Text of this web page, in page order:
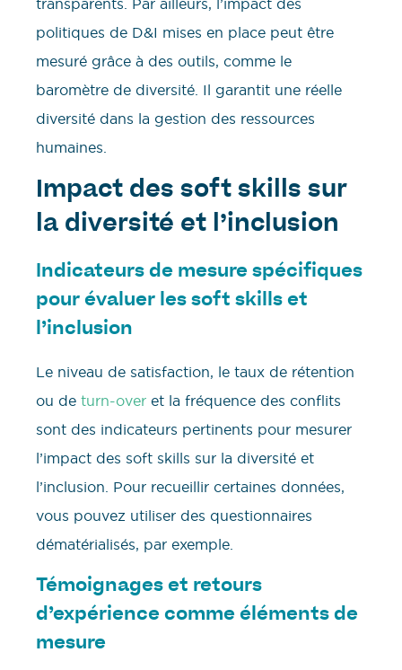
politiques de D&I mises en place peut être
mesuré grâce à des outils, comme le
baromètre de diversité. Il garantit une réelle
diversité dans la gestion des ressources
humaines.
Impact des soft skills sur
la diversité et l’inclusion
Indicateurs de mesure spécifiques
pour évaluer les soft skills et
l’inclusion
Le niveau de satisfaction, le taux de rétention
ou de turn-over et la fréquence des conflits
sont des indicateurs pertinents pour mesurer
l’impact des soft skills sur la diversité et
l’inclusion. Pour recueillir certaines données,
vous pouvez utiliser des questionnaires
dématérialisés, par exemple.
Témoignages et retours
d’expérience comme éléments de
mesure